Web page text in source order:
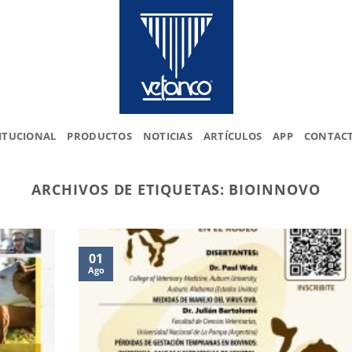
PRODUCTOS NOTICIAS ARTÍCULOS APP
ARCHIVOS DE ETIQUETAS: BIOINNOVO
01
Ago